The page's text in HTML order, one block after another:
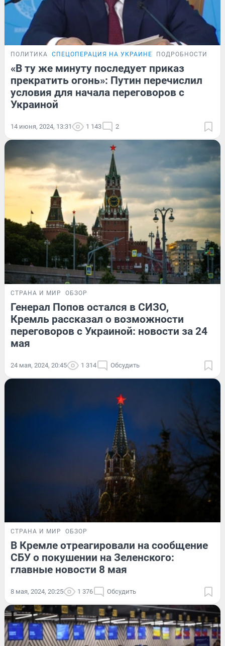
ПОЛИТИКА СПЕЦОПЕРАЦИЯ НА УКРАИНЕ ПОДРОБНОСТИ
«В ту же минуту последует приказ
прекратить огонь»: Путин перечислил
условия для начала переговоров с
Украиной
14 июня, 2024, 13:31 1 143 2
СТРАНА И МИР ОБЗОР
Генерал Попов остался в СИЗО,
Кремль рассказал о возможности
переговоров с Украиной: новости за 24
мая
24 мая, 2024, 20:45 1 314 Обсудить
СТРАНА И МИР ОБЗОР
В Кремле отреагировали на сообщение
СБУ о покушении на Зеленского:
главные новости 8 мая
8 мая, 2024, 20:25 1 376 Обсудить